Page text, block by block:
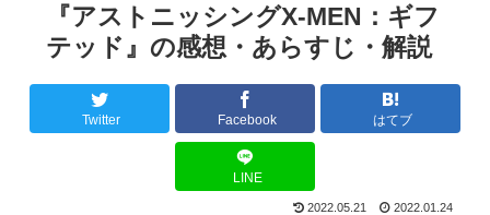
『アストニッシングX-MEN：ギフ
テッド』の感想・あらすじ・解説
Twitter Facebook はてブ
LINE
2022.05.21 2022.01.24